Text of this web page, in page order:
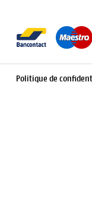
Politique de